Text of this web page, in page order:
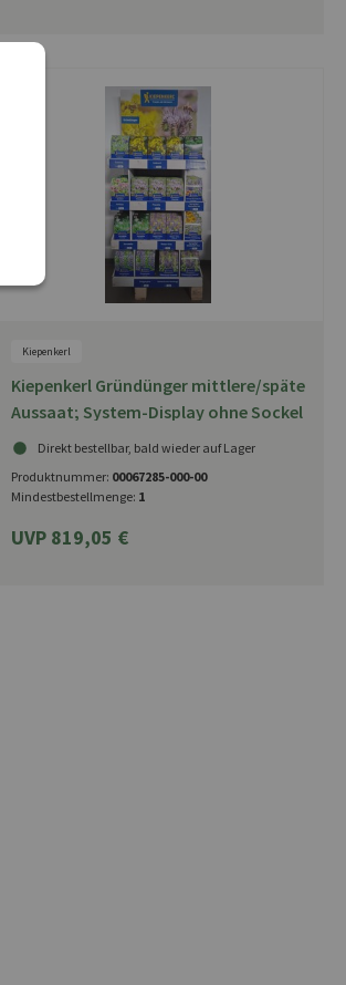
Kiepenkerl
Kiepenkerl Gründünger mittlere/späte
Aussaat; System-Display ohne Sockel
Direkt bestellbar, bald wieder auf Lager
Produktnummer: 00067285-000-00
Mindestbestellmenge: 1
UVP 819,05 €